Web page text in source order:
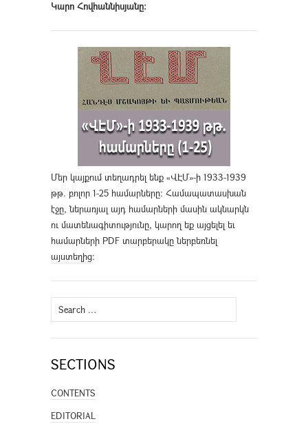
Կարո Հովհաննիսյանը։
Մեր կայքում տեղադրել ենք «ՎԷՄ»-ի 1933-1939
թթ. բոլոր 1-25 համարները։ Համապատասխան
էջը, ներառյալ այդ համարների մասին ակնարկն
ու մատենագիտությունը, կարող եք այցելել եւ
համարների PDF տարբերակը ներբեռնել
այստեղից։
Search
for:
SECTIONS
CONTENTS
EDITORIAL